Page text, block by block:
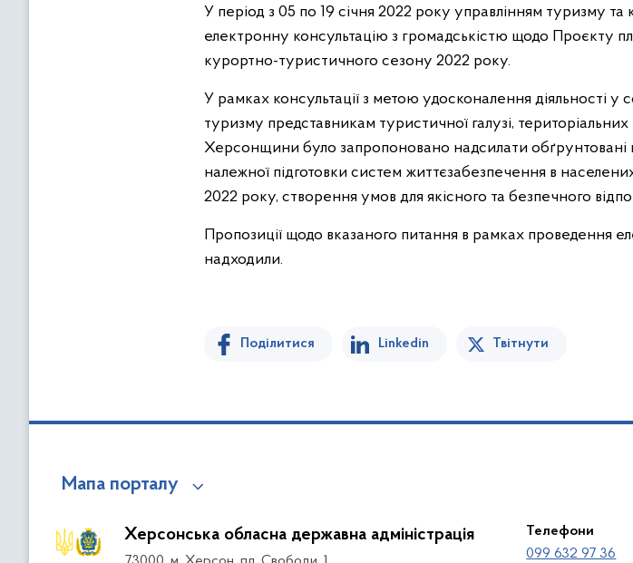
У період з 05 по 19 січня 2022 року управлінням туризму та
електронну консультацію з громадськістю щодо Проєкту
курортно-туристичного сезону 2022 року.
У рамках консультації з метою удосконалення діяльності
туризму представникам туристичної галузі,
Херсонщини було запропоновано надсилати обґрунтовані
належної підготовки систем життєзабезпечення в
2022 року, створення умов для якісного та безпечного
Пропозиції щодо вказаного питання в рамках проведення
надходили.
Поділитися Linkedin Твітнути
Мапа порталу
Херсонська обласна державна адміністрація
Телефони
099 632 97 36